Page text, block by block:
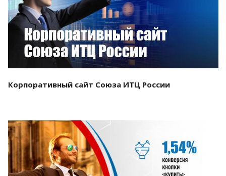
Корпоративный сайт Союза ИТЦ России